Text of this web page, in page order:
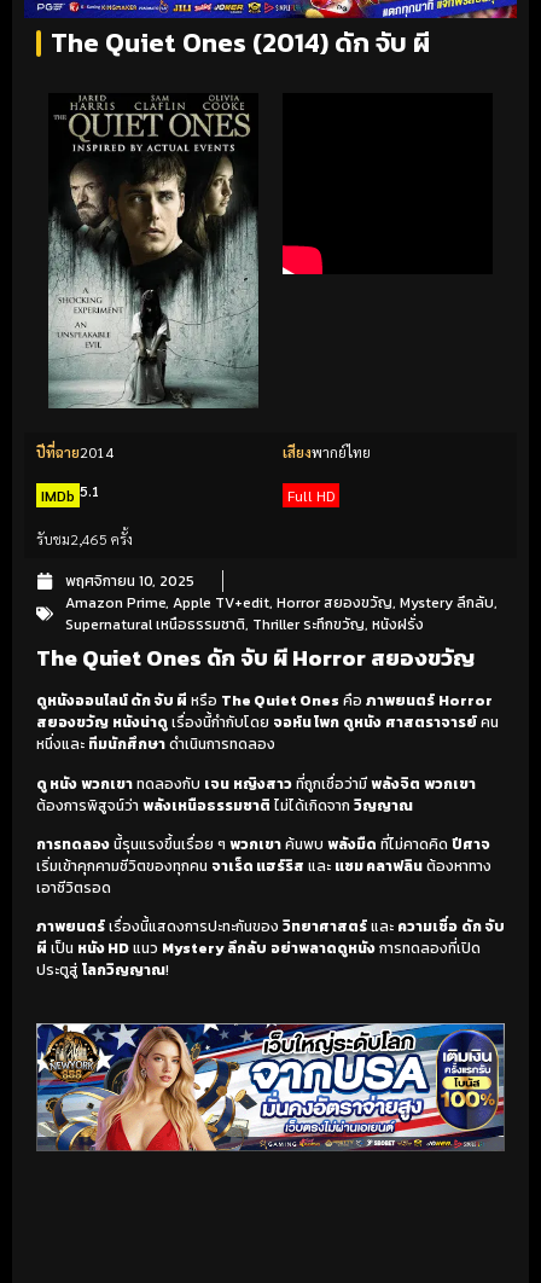
The Quiet Ones (2014) ดัก จับ ผี
ปีที่ฉาย2014 เสียงพากย์ไทย
IMDb 5.1 Full HD
รับชม2,465 ครั้ง
พฤศจิกายน 10, 2025
Amazon Prime, Apple TV+edit, Horror สยองขวัญ, Mystery ลึกลับ,
Supernatural เหนือธรรมชาติ, Thriller ระทึกขวัญ, หนังฝรั่ง
The Quiet Ones ดัก จับ ผี Horror สยองขวัญ
ดูหนังออนไลน์ ดัก จับ ผี หรือ The Quiet Ones คือ ภาพยนตร์ Horror
สยองขวัญ หนังน่าดูเรื่องนี้กำกับโดย จอห์น โพก ดูหนัง ศาสตราจารย์คน
หนึ่งและ ทีมนักศึกษาดำเนินการทดลอง
ดู หนังพวกเขาทดลองกับ เจน หญิงสาวที่ถูกเชื่อว่ามีพลังจิต พวกเขา
ต้องการพิสูจน์ว่า พลังเหนือธรรมชาติ ไม่ได้เกิดจาก วิญญาณ
การทดลองนี้รุนแรงขึ้นเรื่อย ๆ พวกเขาค้นพบ พลังมืด ที่ไม่คาดคิด ปีศาจ
เริ่มเข้าคุกคามชีวิตของทุกคน จาเร็ด แฮร์ริส และ แซม คลาฟลินต้องหาทาง
เอาชีวิตรอด
ภาพยนตร์เรื่องนี้แสดงการปะทะกันของ วิทยาศาสตร์และ ความเชื่อ ดัก จับ
ผี เป็น หนัง HDแนว Mystery ลึกลับ อย่าพลาดดูหนังการทดลองที่เปิด
ประตูสู่ โลกวิญญาณ!